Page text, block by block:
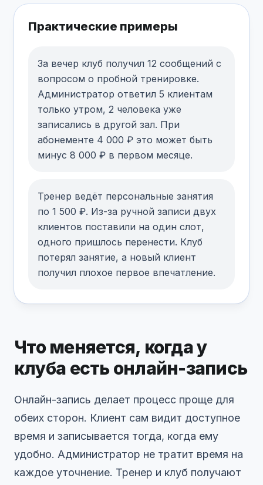
Практические примеры
За вечер клуб получил 12 сообщений с
вопросом о пробной тренировке.
Администратор ответил 5 клиентам
только утром, 2 человека уже
записались в другой зал. При
абонементе 4 000 ₽ это может быть
минус 8 000 ₽ в первом месяце.
Тренер ведёт персональные занятия
по 1 500 ₽. Из-за ручной записи двух
клиентов поставили на один слот,
одного пришлось перенести. Клуб
потерял занятие, а новый клиент
получил плохое первое впечатление.
Что меняется, когда у
клуба есть онлайн-запись
Онлайн-запись делает процесс проще для
обеих сторон. Клиент сам видит доступное
время и записывается тогда, когда ему
удобно. Администратор не тратит время на
каждое уточнение. Тренер и клуб получают